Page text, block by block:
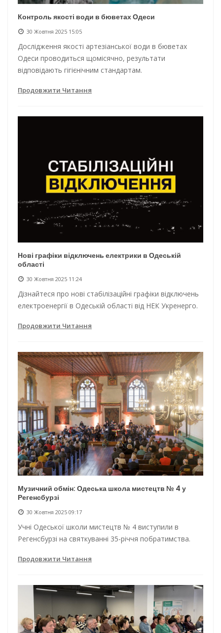
Контроль якості води в бюветах Одеси
30 Жовтня 2025 15:05
Дослідження якості артезіанської води в бюветах
Одеси проводиться щомісячно, результати
відповідають гігієнічним стандартам.
Продовжити Читання
Нові графіки відключень електрики в Одеській
області
30 Жовтня 2025 11:24
Дізнайтеся про нові стабілізаційні графіки відключень
електроенергії в Одеській області від НЕК Укренерго.
Продовжити Читання
Музичний обмін: Одеська школа мистецтв № 4 у
Регенсбурзі
30 Жовтня 2025 09:17
Учні Одеської школи мистецтв № 4 виступили в
Регенсбурзі на святкуванні 35-річчя побратимства.
Продовжити Читання